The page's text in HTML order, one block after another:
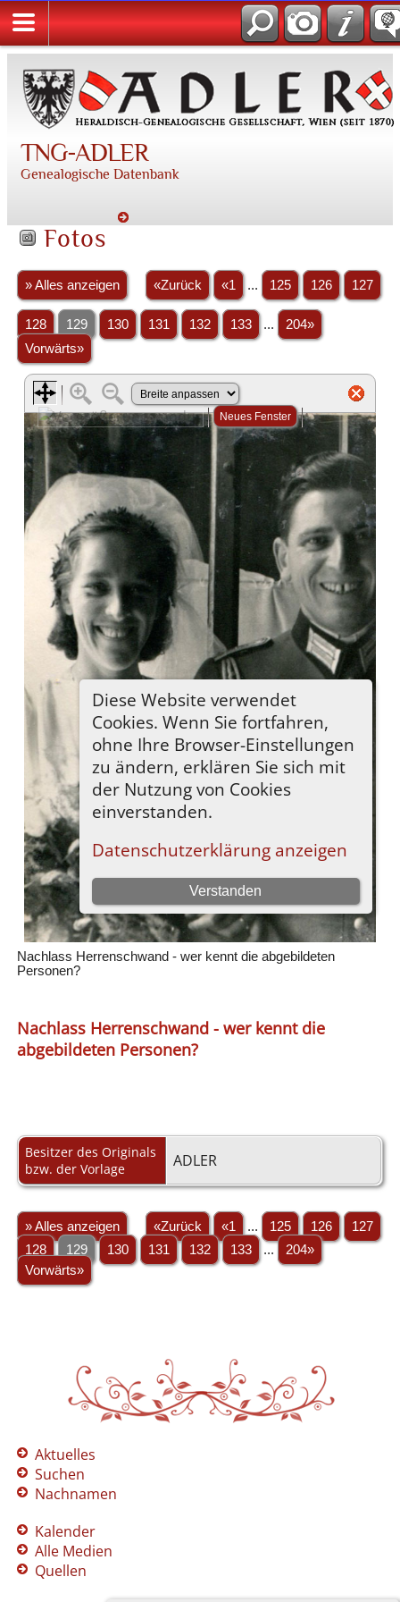
TNG-ADLER
Genealogische Datenbank
Fotos
» Alles anzeigen «Zurück «1 ... 125 126 127
128 129 130 131 132 133 ...
204»
Vorwärts»
Nachlass Herrenschwand - wer kennt die abgebildeten
Personen?
Nachlass Herrenschwand - wer kennt die
abgebildeten Personen?
Besitzer des Originals
bzw. der Vorlage
ADLER
» Alles anzeigen «Zurück «1 ... 125 126
127
128
129 130 131 132 133 ...
204»
Vorwärts»
Aktuelles
Suchen
Nachnamen
Kalender
Alle Medien
Quellen